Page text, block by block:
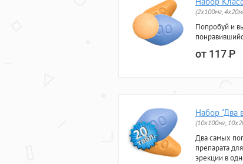
(2x100мг,
Попробуй и
от 117Р
Набор "Два
(10x100мг,
Два самых
препарата
эрекции в